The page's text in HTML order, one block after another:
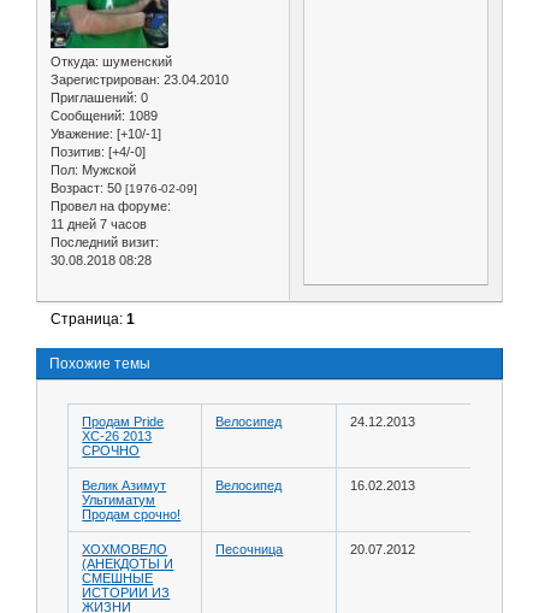
Откуда: шуменский
Зарегистрирован: 23.04.2010
Приглашений: 0
Сообщений: 1089
Уважение: [+10/-1]
Позитив: [+4/-0]
Пол: Мужской
Возраст: 50 [1976-02-09]
Провел на форуме:
11 дней 7 часов
Последний визит:
30.08.2018 08:28
Страница:1
Похожие темы
Продам Pride
XC-26 2013
СРОЧНО
Велосипед 24.12.2013
Велик Азимут
Ультиматум
Продам срочно!
Велосипед 16.02.2013
ХОХМОВЕЛО
(АНЕКДОТЫ И
СМЕШНЫЕ
ИСТОРИИ ИЗ
ЖИЗНИ
Песочница 20.07.2012